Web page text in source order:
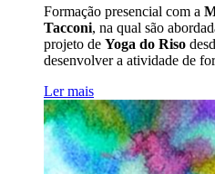
Formação presencial com a
Tacconi, na qual são
projeto de Yoga do Riso
desenvolver a atividade de
Ler mais